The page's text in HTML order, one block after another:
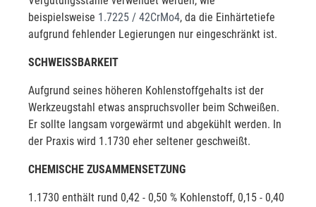
beispielsweise 1.7225 / 42CrMo4, da die Einhärtetiefe
aufgrund fehlender Legierungen nur eingeschränkt ist.
SCHWEISSBARKEIT
Aufgrund seines höheren Kohlenstoffgehalts ist der
Werkzeugstahl etwas anspruchsvoller beim Schweißen.
Er sollte langsam vorgewärmt und abgekühlt werden. In
der Praxis wird 1.1730 eher seltener geschweißt.
CHEMISCHE ZUSAMMENSETZUNG
1.1730 enthält rund 0,42 - 0,50 % Kohlenstoff, 0,15 - 0,40